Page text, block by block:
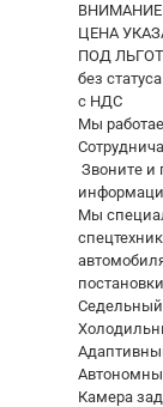
ВНИМАНИЕ
ЦЕНА
ПОД
без
с НДС
Mы
Звoнитe и
Mы
Седельный
Камера